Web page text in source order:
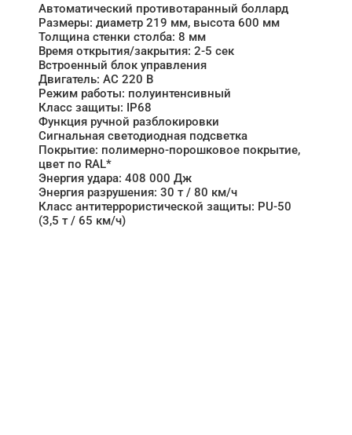
Автоматический противотаранный боллард
Размеры: диаметр 219 мм, высота 600 мм
Толщина стенки столба: 8 мм
Время открытия/закрытия: 2-5 сек
Встроенный блок управления
Двигатель: АC 220 В
Режим работы: полуинтенсивный
Класс защиты: IP68
Функция ручной разблокировки
Сигнальная светодиодная подсветка
Покрытие: полимерно-порошковое покрытие,
цвет по RAL*
Энергия удара: 408 000 Дж
Энергия разрушения: 30 т / 80 км/ч
Класс антитеррористической защиты: PU-50
(3,5 т / 65 км/ч)